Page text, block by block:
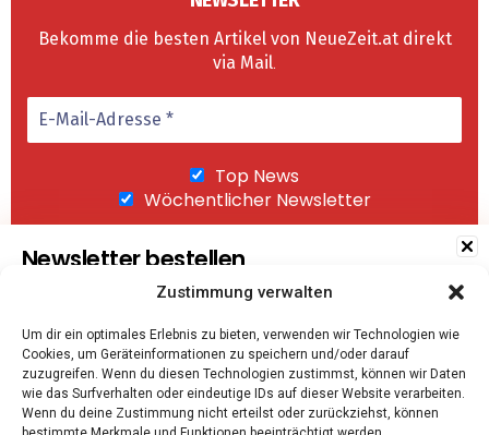
Zustimmung verwalten
Um dir ein optimales Erlebnis zu bieten, verwenden wir Technologien wie
Cookies, um Geräteinformationen zu speichern und/oder darauf
zuzugreifen. Wenn du diesen Technologien zustimmst, können wir Daten
wie das Surfverhalten oder eindeutige IDs auf dieser Website verarbeiten.
Wenn du deine Zustimmung nicht erteilst oder zurückziehst, können
Newsletter bestellen
Top News
Wöchentlicher Newsletter
Bekomme die besten Artikel von NeueZeit.at direkt
via Mail.
Top News
Wöchentlicher Newsletter
"Abonnieren" akzeptierst Du unsere
Datenschutzerklärung.